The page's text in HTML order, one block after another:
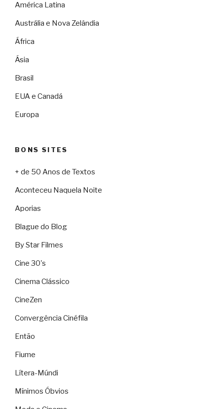
América Latina
Austrália e Nova Zelândia
África
Ásia
Brasil
EUA e Canadá
Europa
BONS SITES
+ de 50 Anos de Textos
Aconteceu Naquela Noite
Aporias
Blague do Blog
By Star Filmes
Cine 30's
Cinema Clássico
CineZen
Convergência Cinéfila
Então
Fiume
Lítera-Múndi
Mínimos Óbvios